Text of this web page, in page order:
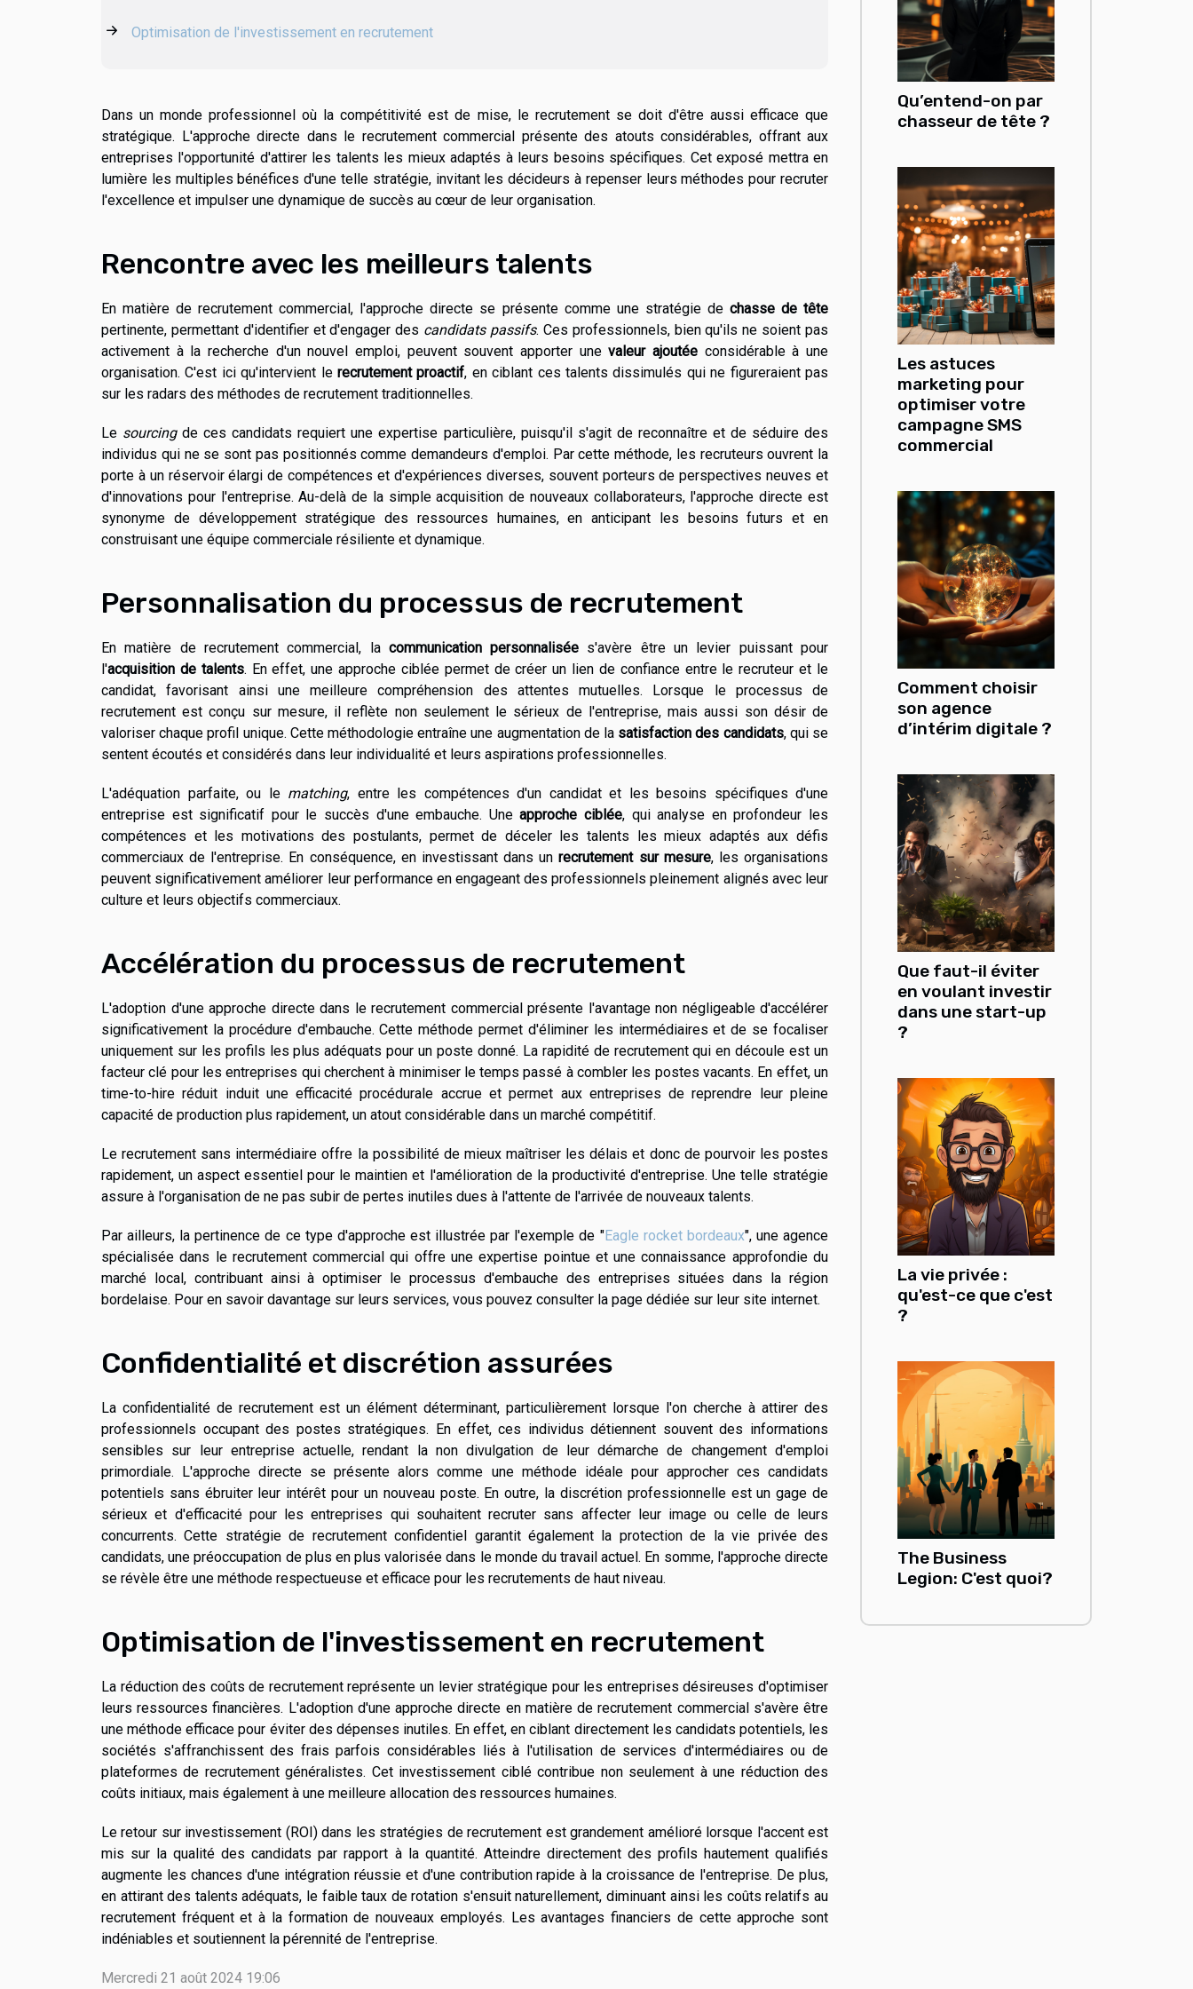
Optimisation de l'investissement en recrutement
Dans un monde professionnel où la compétitivité est de mise, le recrutement se doit d'être aussi efficace que
stratégique. L'approche directe dans le recrutement commercial présente des atouts considérables, offrant aux
entreprises l'opportunité d'attirer les talents les mieux adaptés à leurs besoins spécifiques. Cet exposé mettra en
lumière les multiples bénéfices d'une telle stratégie, invitant les décideurs à repenser leurs méthodes pour recruter
l'excellence et impulser une dynamique de succès au cœur de leur organisation.
Rencontre avec les meilleurs talents
En matière de recrutement commercial, l'approche directe se présente comme une stratégie de chasse de tête
pertinente, permettant d'identifier et d'engager des candidats passifs. Ces professionnels, bien qu'ils ne soient pas
activement à la recherche d'un nouvel emploi, peuvent souvent apporter unevaleur ajoutée considérable à une
organisation. C'est ici qu'intervient le recrutement proactif, en ciblant ces talents dissimulés qui ne figureraient pas
sur les radars des méthodes de recrutement traditionnelles.
Le sourcingde ces candidats requiert une expertise particulière, puisqu'il s'agit de reconnaître et de séduire des
individus qui ne se sont pas positionnés comme demandeurs d'emploi. Par cette méthode, les recruteurs ouvrent la
porte à un réservoir élargi de compétences et d'expériences diverses, souvent porteurs de perspectives neuves et
d'innovations pour l'entreprise. Au-delà de la simple acquisition de nouveaux collaborateurs, l'approche directe est
synonyme de développement stratégique des ressources humaines, en anticipant les besoins futurs et en
construisant une équipe commerciale résiliente et dynamique.
Personnalisation du processus de recrutement
En matière de recrutement commercial, la communication personnalisée s'avère être un levier puissant pour
l'acquisition de talents. En effet, une approche ciblée permet de créer un lien de confiance entre le recruteur et le
candidat, favorisant ainsi une meilleure compréhension des attentes mutuelles. Lorsque le processus de
recrutement est conçu sur mesure, il reflète non seulement le sérieux de l'entreprise, mais aussi son désir de
valoriser chaque profil unique. Cette méthodologie entraîne une augmentation de la satisfaction des candidats, qui se
sentent écoutés et considérés dans leur individualité et leurs aspirations professionnelles.
L'adéquation parfaite, ou le matching, entre les compétences d'un candidat et les besoins spécifiques d'une
entreprise est significatif pour le succès d'une embauche. Uneapproche ciblée, qui analyse en profondeur les
compétences et les motivations des postulants, permet de déceler les talents les mieux adaptés aux défis
commerciaux de l'entreprise. En conséquence, en investissant dans unrecrutement sur mesure, les organisations
peuvent significativement améliorer leur performance en engageant des professionnels pleinement alignés avec leur
culture et leurs objectifs commerciaux.
Accélération du processus de recrutement
L'adoption d'une approche directe dans le recrutement commercial présente l'avantage non négligeable d'accélérer
significativement la procédure d'embauche. Cette méthode permet d'éliminer les intermédiaires et de se focaliser
uniquement sur les profils les plus adéquats pour un poste donné. La rapidité de recrutement qui en découle est un
facteur clé pour les entreprises qui cherchent à minimiser le temps passé à combler les postes vacants. En effet, un
time-to-hire réduit induit une efficacité procédurale accrue et permet aux entreprises de reprendre leur pleine
capacité de production plus rapidement, un atout considérable dans un marché compétitif.
Le recrutement sans intermédiaire offre la possibilité de mieux maîtriser les délais et donc de pourvoir les postes
rapidement, un aspect essentiel pour le maintien et l'amélioration de la productivité d'entreprise. Une telle stratégie
assure à l'organisation de ne pas subir de pertes inutiles dues à l'attente de l'arrivée de nouveaux talents.
Par ailleurs, la pertinence de ce type d'approche est illustrée par l'exemple de "Eagle rocket bordeaux", une agence
spécialisée dans le recrutement commercial qui offre une expertise pointue et une connaissance approfondie du
marché local, contribuant ainsi à optimiser le processus d'embauche des entreprises situées dans la région
bordelaise. Pour en savoir davantage sur leurs services, vous pouvez consulter la page dédiée sur leur site internet.
Confidentialité et discrétion assurées
La confidentialité de recrutement est un élément déterminant, particulièrement lorsque l'on cherche à attirer des
professionnels occupant des postes stratégiques. En effet, ces individus détiennent souvent des informations
sensibles sur leur entreprise actuelle, rendant la non divulgation de leur démarche de changement d'emploi
primordiale. L'approche directe se présente alors comme une méthode idéale pour approcher ces candidats
potentiels sans ébruiter leur intérêt pour un nouveau poste. En outre, la discrétion professionnelle est un gage de
sérieux et d'efficacité pour les entreprises qui souhaitent recruter sans affecter leur image ou celle de leurs
concurrents. Cette stratégie de recrutement confidentiel garantit également la protection de la vie privée des
candidats, une préoccupation de plus en plus valorisée dans le monde du travail actuel. En somme, l'approche directe
se révèle être une méthode respectueuse et efficace pour les recrutements de haut niveau.
Optimisation de l'investissement en recrutement
La réduction des coûts de recrutement représente un levier stratégique pour les entreprises désireuses d'optimiser
leurs ressources financières. L'adoption d'une approche directe en matière de recrutement commercial s'avère être
une méthode efficace pour éviter des dépenses inutiles. En effet, en ciblant directement les candidats potentiels, les
sociétés s'affranchissent des frais parfois considérables liés à l'utilisation de services d'intermédiaires ou de
plateformes de recrutement généralistes. Cet investissement ciblé contribue non seulement à une réduction des
coûts initiaux, mais également à une meilleure allocation des ressources humaines.
Le retour sur investissement (ROI) dans les stratégies de recrutement est grandement amélioré lorsque l'accent est
mis sur la qualité des candidats par rapport à la quantité. Atteindre directement des profils hautement qualifiés
augmente les chances d'une intégration réussie et d'une contribution rapide à la croissance de l'entreprise. De plus,
en attirant des talents adéquats, le faible taux de rotation s'ensuit naturellement, diminuant ainsi les coûts relatifs au
recrutement fréquent et à la formation de nouveaux employés. Les avantages financiers de cette approche sont
indéniables et soutiennent la pérennité de l'entreprise.
Mercredi 21 août 2024 19:06
Qu’entend-on par
chasseur de tête ?
Les astuces
marketing pour
optimiser votre
campagne SMS
commercial
Comment choisir
son agence
d’intérim digitale ?
Que faut-il éviter
en voulant investir
dans une start-up
?
La vie privée :
qu'est-ce que c'est
?
The Business
Legion: C'est quoi?